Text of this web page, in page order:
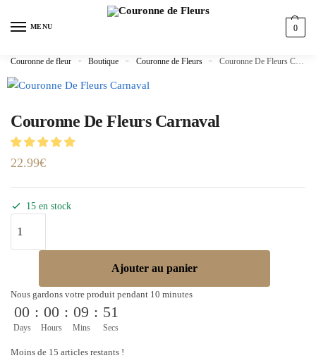
MENU 0
Couronne de fleur » Boutique » Couronne de Fleurs » Couronne De Fleurs Carnaval
Couronne De Fleurs Carnaval
22.99€
15 en stock
Ajouter au panier
Nous gardons votre produit pendant 10 minutes
00
Days
: 00
Hours
: 09
Mins
: 51
Secs
Moins de 15 articles restants !